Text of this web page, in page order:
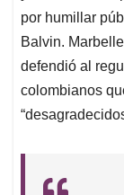
por humillar
Balvin.
defendió al
colombianos